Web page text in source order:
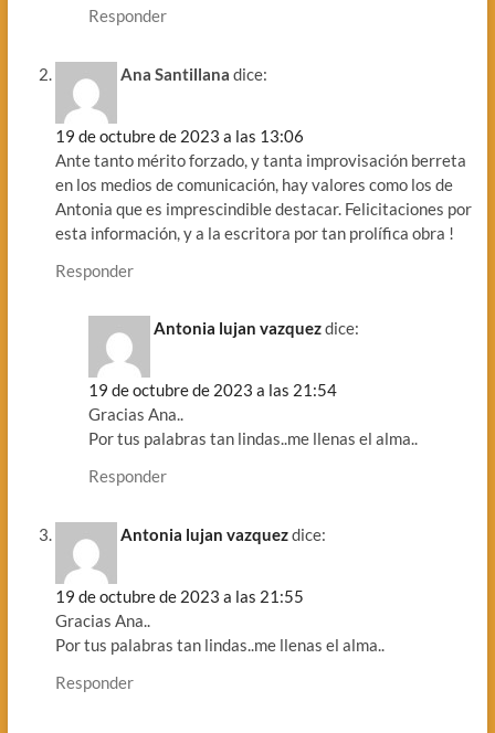
Responder
Ana Santillana dice:
19 de octubre de 2023 a las 13:06
Ante tanto mérito forzado, y tanta improvisación berreta
en los medios de comunicación, hay valores como los de
Antonia que es imprescindible destacar. Felicitaciones por
esta información, y a la escritora por tan prolífica obra !
Responder
Antonia lujan vazquezdice:
19 de octubre de 2023 a las 21:54
Gracias Ana..
Por tus palabras tan lindas..me llenas el alma..
Responder
Antonia lujan vazquezdice:
19 de octubre de 2023 a las 21:55
Gracias Ana..
Por tus palabras tan lindas..me llenas el alma..
Responder